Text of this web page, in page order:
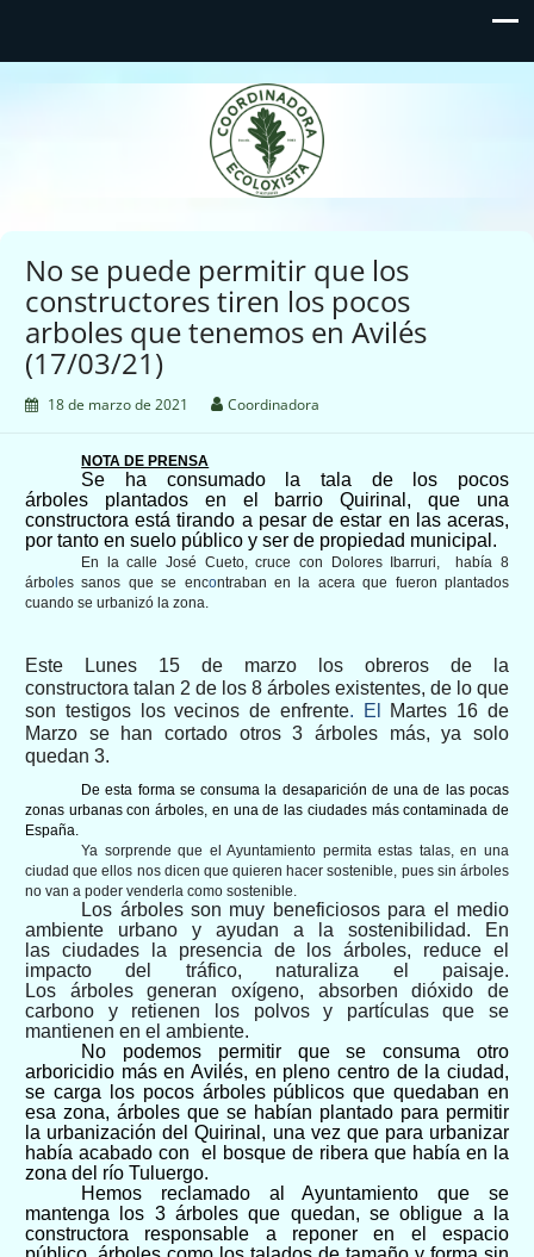
Coordinadora Ecoloxista
d'Asturies
No se puede permitir que los
constructores tiren los pocos
arboles que tenemos en Avilés
(17/03/21)
18 de marzo de 2021 Coordinadora
NOTA DE PRENSA
Se ha consumado la tala de los pocos
árboles plantados en el barrioQuirinal, que una
constructora estátirando a pesar de estar en las aceras,
por tanto en suelo público y ser de propiedad municipal.
En la calle José Cueto, cruce con Dolores Ibarruri, había 8
árboles sanos que se encontraban en la acera que fueron plantados
cuando se urbanizó la zona.
Este Lunes 15 de marzo los obreros de la
constructora talan 2 de los 8 árboles existentes, de lo que
son testigos los vecinos de enfrente. El Martes 16 de
Marzo sehan cortado otros 3 árboles más,ya solo
quedan 3.
De esta forma se consuma la desaparición de una de las pocas
zonas urbanas con árboles, en una de las ciudades más contaminada de
España.
Ya sorprende que el Ayuntamiento permita estas talas, en una
ciudad que ellos nos dicen que quieren hacer sostenible, pues sin árboles
no van a poder venderla como sostenible.
Los árboles son muy beneficiosos para el medio
ambiente urbano y ayudan a la sostenibilidad. En
las ciudades la presencia de losárboles, reduce el
impacto del tráfico, naturaliza el paisaje.
Los árboles
generan oxígeno, absorben dióxido de
carbono y retienen los polvos y partículas que se
mantienen en el ambiente.
No podemos permitir que se consuma otro
arboricidio más en Avilés, en pleno centro de la ciudad,
se carga los pocos árboles públicos que quedaban en
esa zona, árboles que se habían plantado para permitir
la urbanización del Quirinal, una vez que para urbanizar
había acabado con el bosque de ribera que había en la
zona del río Tuluergo.
Hemos reclamado al Ayuntamiento que se
mantenga los 3 árboles que quedan, se obligue a la
constructora responsable a reponer en el espacio